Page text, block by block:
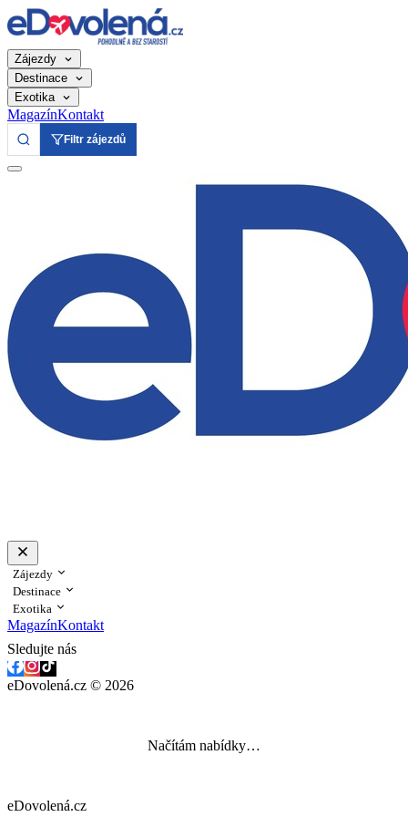
Zájezdy
Destinace
Exotika
MagazínKontakt
Filtr zájezdů
Zájezdy
Destinace
Exotika
MagazínKontakt
Sledujte nás
eDovolená.cz © 2026
Načítám nabídky…
eDovolená.cz